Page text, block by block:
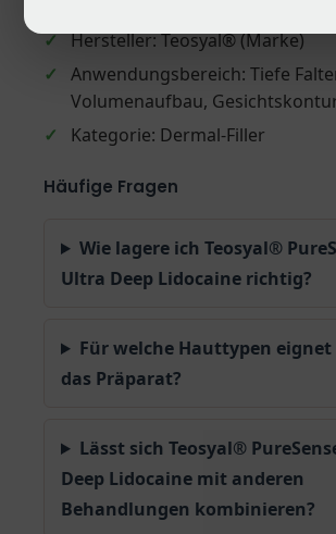
✓ Hersteller: Teosyal® (Marke)
✓
Anwendungsbereich: Tiefe
Volumenaufbau,
✓
Kategorie: Dermal-Filler
Häufige Fragen
Wie lagere ich Teosyal®
Ultra Deep Lidocaine richtig?
Für welche Hauttypen eignet
das Präparat?
Lässt sich Teosyal®
Deep Lidocaine mit anderen
Behandlungen kombinieren?